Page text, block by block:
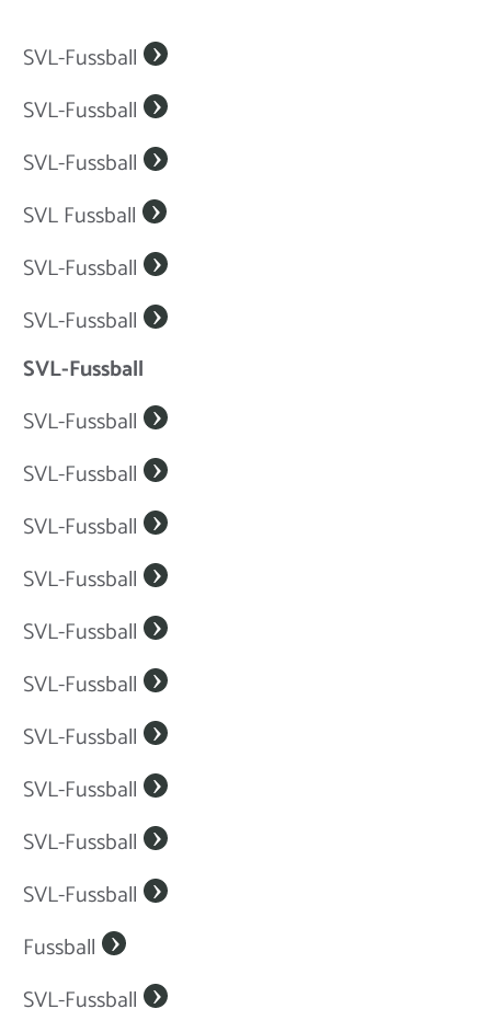
SVL-Fussball
SVL-Fussball
SVL-Fussball
SVL Fussball
SVL-Fussball
SVL-Fussball
SVL-Fussball
SVL-Fussball
SVL-Fussball
SVL-Fussball
SVL-Fussball
SVL-Fussball
SVL-Fussball
SVL-Fussball
SVL-Fussball
SVL-Fussball
SVL-Fussball
Fussball
SVL-Fussball